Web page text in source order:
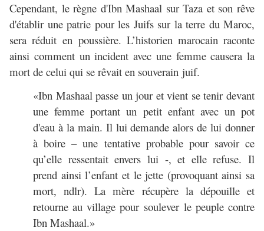
Cependant, le règne d'Ibn Mashaal sur Taza et son rêve
d'établir une patrie pour les Juifs sur la terre du Maroc,
sera réduit en poussière. L’historien marocain raconte
ainsi comment un incident avec une femme causera la
mort de celui qui se rêvait en souverain juif.
«Ibn Mashaal passe un jour et vient se tenir devant
une femme portant un petit enfant avec un pot
d'eau à la main. Il lui demande alors de lui donner
à boire – une tentative probable pour savoir ce
qu’elle ressentait envers lui -, et elle refuse. Il
prend ainsi l’enfant et le jette (provoquant ainsi sa
mort, ndlr). La mère récupère la dépouille et
retourne au village pour soulever le peuple contre
Ibn Mashaal.»